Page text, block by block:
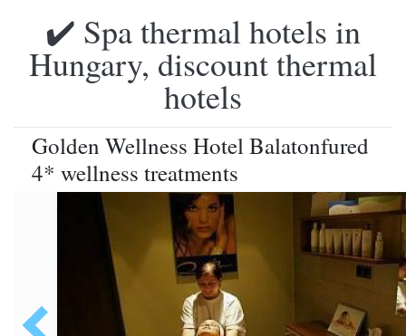
✔️ Spa thermal hotels in
Hungary, discount thermal
hotels
Golden Wellness Hotel Balatonfured
4* wellness treatments